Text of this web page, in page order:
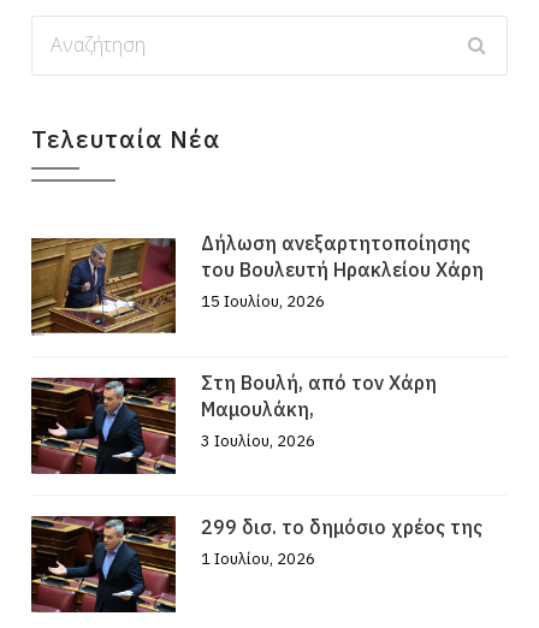
Τελευταία Νέα
Δήλωση ανεξαρτητοποίησης
του Βουλευτή Ηρακλείου Χάρη
15 Ιουλίου, 2026
Στη Βουλή, από τον Χάρη
Μαμουλάκη,
3 Ιουλίου, 2026
299 δισ. το δημόσιο χρέος της
1 Ιουλίου, 2026